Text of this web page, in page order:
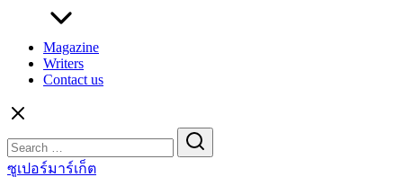
Magazine
Writers
Contact us
for:
ซูเปอร์มาร์เก็ต